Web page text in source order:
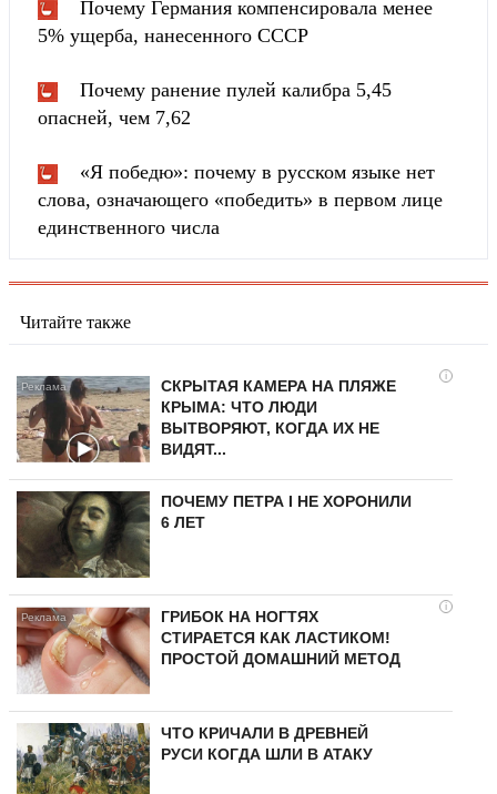
Почему Германия компенсировала менее
5% ущерба, нанесенного СССР
Почему ранение пулей калибра 5,45
опасней, чем 7,62
«Я победю»: почему в русском языке нет
слова, означающего «победить» в первом лице
единственного числа
Читайте также
i
СКРЫТАЯ КАМЕРА НА ПЛЯЖЕ
КРЫМА: ЧТО ЛЮДИ
ВЫТВОРЯЮТ, КОГДА ИХ НЕ
ВИДЯТ...
ПОЧЕМУ ПЕТРА I НЕ ХОРОНИЛИ
6 ЛЕТ
i
ГРИБОК НА НОГТЯХ
СТИРАЕТСЯ КАК ЛАСТИКОМ!
ПРОСТОЙ ДОМАШНИЙ МЕТОД
ЧТО КРИЧАЛИ В ДРЕВНЕЙ
РУСИ КОГДА ШЛИ В АТАКУ